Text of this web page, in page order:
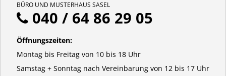
BÜRO UND MUSTERHAUS SASEL
040 / 64 86 29 05
Öffnungszeiten:
Montag bis Freitag von 10 bis 18 Uhr
Samstag + Sonntag nach Vereinbarung von 12 bis 17 Uhr